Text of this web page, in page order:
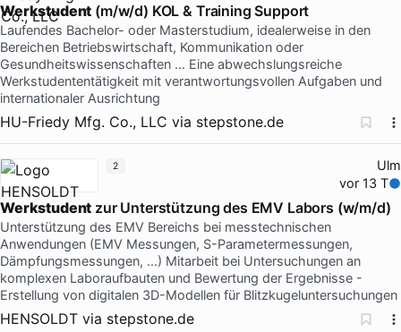
Werkstudent (m/w/d) KOL & Training Support
Laufendes Bachelor- oder Masterstudium, idealerweise in den
Bereichen Betriebswirtschaft, Kommunikation oder
Gesundheitswissenschaften … Eine abwechslungsreiche
Werkstudententätigkeit mit verantwortungsvollen Aufgaben und
internationaler Ausrichtung
HU-Friedy Mfg. Co., LLC via stepstone.de
Ulm
vor 13 T
Werkstudent zur Unterstützung des EMV Labors (w/m/d)
Unterstützung des EMV Bereichs bei messtechnischen
Anwendungen (EMV Messungen, S-Parametermessungen,
Dämpfungsmessungen, …) Mitarbeit bei Untersuchungen an
komplexen Laboraufbauten und Bewertung der Ergebnisse -
Erstellung von digitalen 3D-Modellen für Blitzkugeluntersuchungen
HENSOLDT via stepstone.de
2